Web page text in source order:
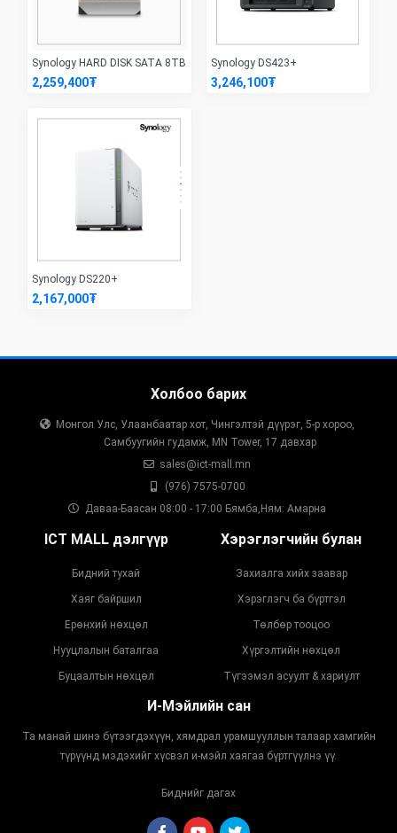
Synology HARD DISK SATA 8TB
2,259,400₮
Synology DS423+
3,246,100₮
Synology DS220+
2,167,000₮
Холбоо барих
Монгол Улс, Улаанбаатар хот, Чингэлтэй дүүрэг, 5-р хороо,
Самбуугийн гудамж, MN Tower, 17 давхар
sales@ict-mall.mn
(976) 7575-0700
Даваа-Баасан 08:00 - 17:00 Бямба,Ням: Амарна
ICT MALL дэлгүүр
Бидний тухай
Хаяг байршил
Ерөнхий нөхцөл
Нууцлалын баталгаа
Буцаалтын нөхцөл
Хэрэглэгчийн булан
Захиалга хийх заавар
Хэрэглэгч ба бүртгэл
Төлбөр тооцоо
Хүргэлтийн нөхцөл
Түгээмэл асуулт & хариулт
И-Мэйлийн сан
Та манай шинэ бүтээгдэхүүн, хямдрал урамшууллын талаар хамгийн
түрүүнд мэдэхийг хүсвэл и-мэйл хаягаа бүртгүүлнэ үү.
Биднийг дагах